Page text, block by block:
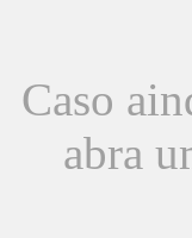
Caso
abra